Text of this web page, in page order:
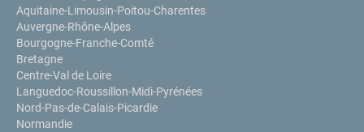
Aquitaine-Limousin-Poitou-Charentes
Auvergne-Rhône-Alpes
Bourgogne-Franche-Comté
Bretagne
Centre-Val de Loire
Languedoc-Roussillon-Midi-Pyrénées
Nord-Pas-de-Calais-Picardie
Normandie